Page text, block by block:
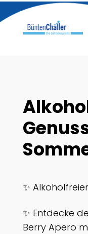
✨
✨ Entdecke
Berry Apero